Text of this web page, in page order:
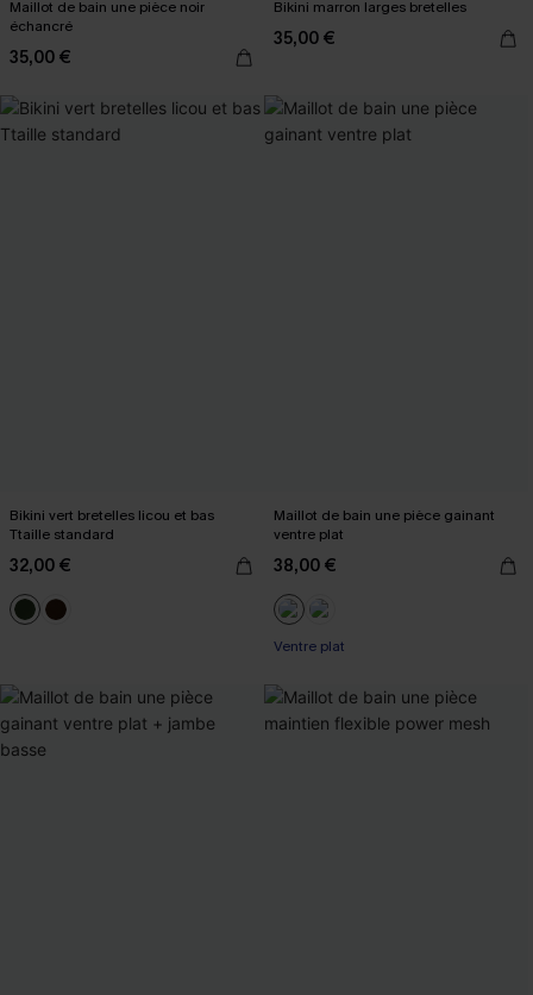
Maillot de bain une pièce noir
échancré
35,00 €
Bikini marron larges bretelles
35,00 €
Bikini vert bretelles licou et bas
Ttaille standard
32,00 €
Maillot de bain une pièce gainant
ventre plat
38,00 €
Ventre plat